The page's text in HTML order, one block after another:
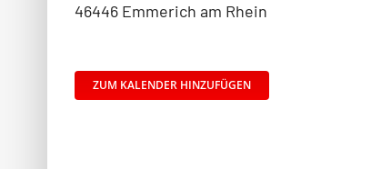
46446 Emmerich am Rhein
ZUM KALENDER HINZUFÜGEN